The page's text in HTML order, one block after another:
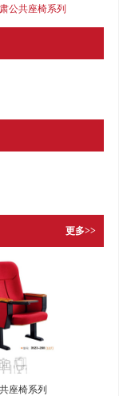
公共座椅系列
更多>>
座椅系列